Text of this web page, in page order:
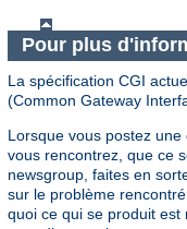
Pour plus
La spécification CGI
(Common Gateway
Lorsque vous postez
vous rencontrez, que ce
newsgroup, faites en
sur le problème
quoi ce qui se produit